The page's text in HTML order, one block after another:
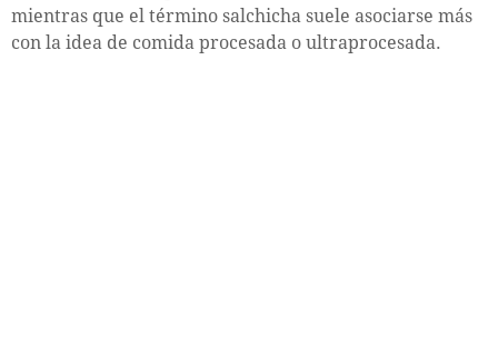
mientras que el término salchicha suele asociarse más
con la idea de comida procesada o ultraprocesada.